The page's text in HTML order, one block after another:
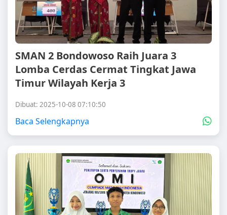
SMAN 2 Bondowoso Raih Juara 3
Lomba Cerdas Cermat Tingkat Jawa
Timur Wilayah Kerja 3
Dibuat: 2025-10-08 07:10:50
Baca Selengkapnya